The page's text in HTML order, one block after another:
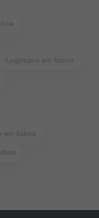
Logótipos em lisboa
em lisboa